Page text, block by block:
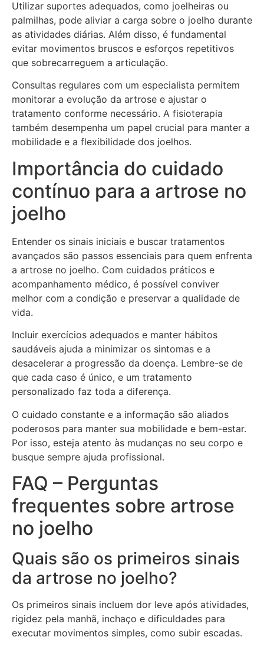
Utilizar suportes adequados, como joelheiras ou
palmilhas, pode aliviar a carga sobre o joelho durante
as atividades diárias. Além disso, é fundamental
evitar movimentos bruscos e esforços repetitivos
que sobrecarreguem a articulação.
Consultas regulares com um especialista permitem
monitorar a evolução da artrose e ajustar o
tratamento conforme necessário. A fisioterapia
também desempenha um papel crucial para manter a
mobilidade e a flexibilidade dos joelhos.
Importância do cuidado
contínuo para a artrose no
joelho
Entender os sinais iniciais e buscar tratamentos
avançados são passos essenciais para quem enfrenta
a artrose no joelho. Com cuidados práticos e
acompanhamento médico, é possível conviver
melhor com a condição e preservar a qualidade de
vida.
Incluir exercícios adequados e manter hábitos
saudáveis ajuda a minimizar os sintomas e a
desacelerar a progressão da doença. Lembre-se de
que cada caso é único, e um tratamento
personalizado faz toda a diferença.
O cuidado constante e a informação são aliados
poderosos para manter sua mobilidade e bem-estar.
Por isso, esteja atento às mudanças no seu corpo e
busque sempre ajuda profissional.
FAQ – Perguntas
frequentes sobre artrose
no joelho
Quais são os primeiros sinais
da artrose no joelho?
Os primeiros sinais incluem dor leve após atividades,
rigidez pela manhã, inchaço e dificuldades para
executar movimentos simples, como subir escadas.